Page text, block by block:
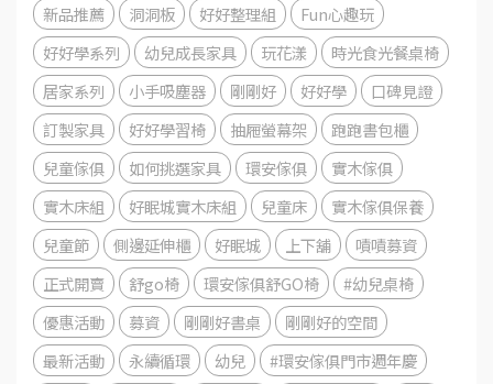
新品推薦
洞洞板 好好整理組
Fun心趣玩
好好學系列
幼兒成長家具 玩花漾
時光食光餐桌椅
居家系列
小手吸塵器 剛剛好 好好學
口碑見證
訂製家具
好好學習椅 抽屜螢幕架
跑跑書包櫃
兒童傢俱
如何挑選家具 環安傢俱
實木傢俱
實木床組
好眠城實木床組 兒童床
實木傢俱保養
兒童節
側邊延伸櫃 好眠城 上下舖
嘖嘖募資
正式開賣
舒go椅 環安傢俱舒GO椅
#幼兒桌椅
優惠活動
募資 剛剛好書桌
剛剛好的空間
最新活動
永續循環 幼兒
#環安傢俱門市週年慶